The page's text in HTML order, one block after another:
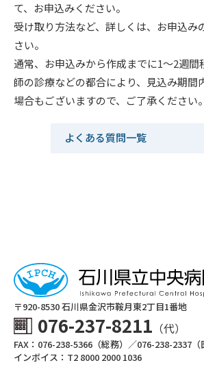
て、お申込みください。
受け取り方法など、詳しくは、お申込み
さい。
通常、お申込みから作成までに1～2週間
師の診療などの都合により、見込み期間
場合もございますので、ご了承ください。
よくある質問一覧
〒920-8530 ⽯川県⾦沢市鞍⽉東2丁⽬1番地
076-237-8211 （代）
FAX：076-238-5366（総務）／076-238-2337（
インボイス：T2 8000 2000 1036